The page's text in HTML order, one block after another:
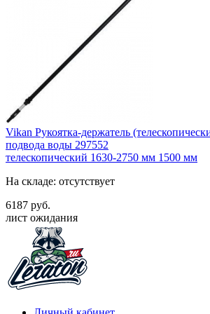
Vikan Рукоятка-держатель
подвода воды 297552
телескопический 1630-2750 мм 1500 мм
На складе: отсутствует
6187 руб.
лист ожидания